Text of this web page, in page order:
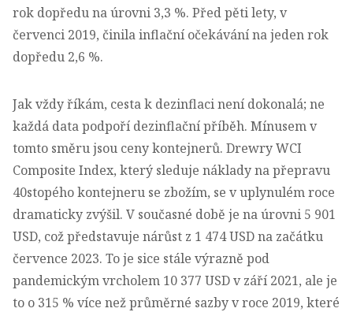
rok dopředu na úrovni 3,3 %. Před pěti lety, v
červenci 2019, činila inflační očekávání na jeden rok
dopředu 2,6 %.
Jak vždy říkám, cesta k dezinflaci není dokonalá; ne
každá data podpoří dezinflační příběh. Mínusem v
tomto směru jsou ceny kontejnerů. Drewry WCI
Composite Index, který sleduje náklady na přepravu
40stopého kontejneru se zbožím, se v uplynulém roce
dramaticky zvýšil. V současné době je na úrovni 5 901
USD, což představuje nárůst z 1 474 USD na začátku
července 2023. To je sice stále výrazně pod
pandemickým vrcholem 10 377 USD v září 2021, ale je
to o 315 % více než průměrné sazby v roce 2019, které